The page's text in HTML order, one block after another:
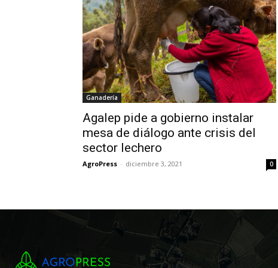
Ganadería
Agalep pide a gobierno instalar
mesa de diálogo ante crisis del
sector lechero
AgroPress - diciembre 3, 2021 0